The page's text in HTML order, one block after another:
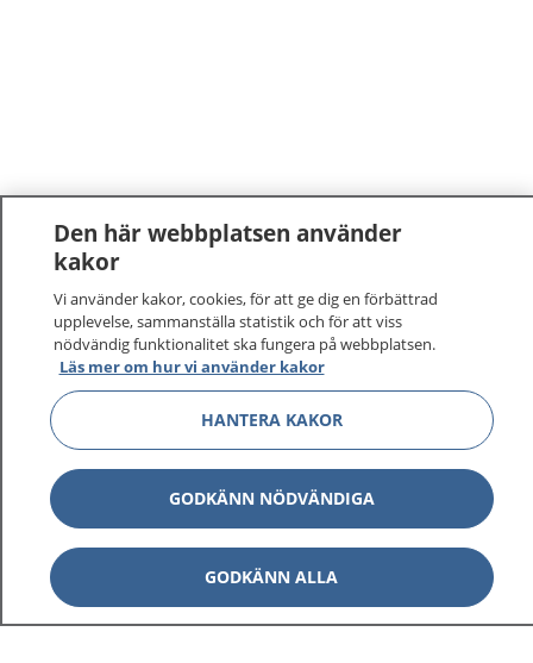
Den här webbplatsen använder
kakor
Vi använder kakor, cookies, för att ge dig en förbättrad
upplevelse, sammanställa statistik och för att viss
nödvändig funktionalitet ska fungera på webbplatsen.
Läs mer om hur vi använder kakor
HANTERA KAKOR
GODKÄNN NÖDVÄNDIGA
GODKÄNN ALLA